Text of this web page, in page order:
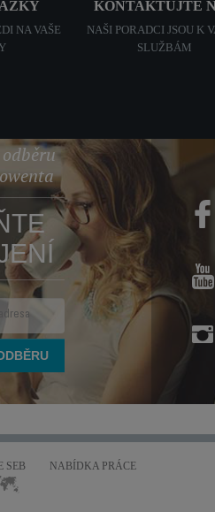
NA VAŠE
KONTAKTUJTE
NAŠI PORADCI JSOU K
SLUŽBÁM
SEB
NABÍDKA PRÁCE